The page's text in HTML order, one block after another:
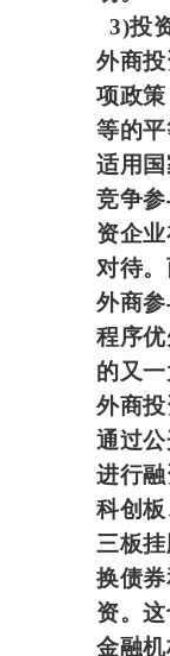
3)投
外商
项政
等的
适用
竞争
资企
对待
外商
程序
的又
外商
通过
进行
科创
三板
换债
资。
金融